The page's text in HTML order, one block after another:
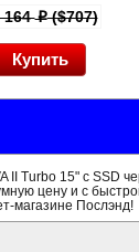
164p($707)
II Turbo 15" с SSD
цену и с
магазине Послэнд!